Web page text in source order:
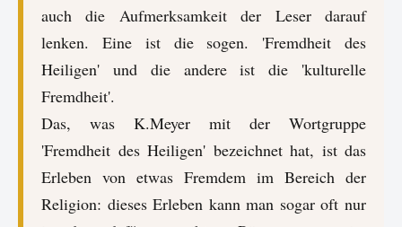
auch die Aufmerksamkeit der Leser darauf
lenken. Eine ist die sogen. 'Fremdheit des
Heiligen' und die andere ist die 'kulturelle
Fremdheit'.
Das, was K.Meyer mit der Wortgruppe
'Fremdheit des Heiligen' bezeichnet hat, ist das
Erleben von etwas Fremdem im Bereich der
Religion: dieses Erleben kann man sogar oft nur